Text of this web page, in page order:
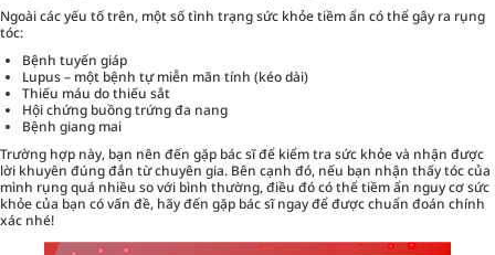
Ngoài các yếu tố trên, một số tình trạng sức khỏe tiềm ẩn có thể gây ra rụng
tóc:
Bệnh tuyến giáp
Lupus – một bệnh tự miễn mãn tính (kéo dài)
Thiếu máu do thiếu sắt
Hội chứng buồng trứng đa nang
Bệnh giang mai
Trường hợp này, bạn nên đến gặp bác sĩ để kiểm tra sức khỏe và nhận được
lời khuyên đúng đắn từ chuyên gia. Bên cạnh đó, nếu bạn nhận thấy tóc của
mình rụng quá nhiều so với bình thường, điều đó có thể tiềm ẩn nguy cơ sức
khỏe của bạn có vấn đề, hãy đến gặp bác sĩ ngay để được chuẩn đoán chính
xác nhé!